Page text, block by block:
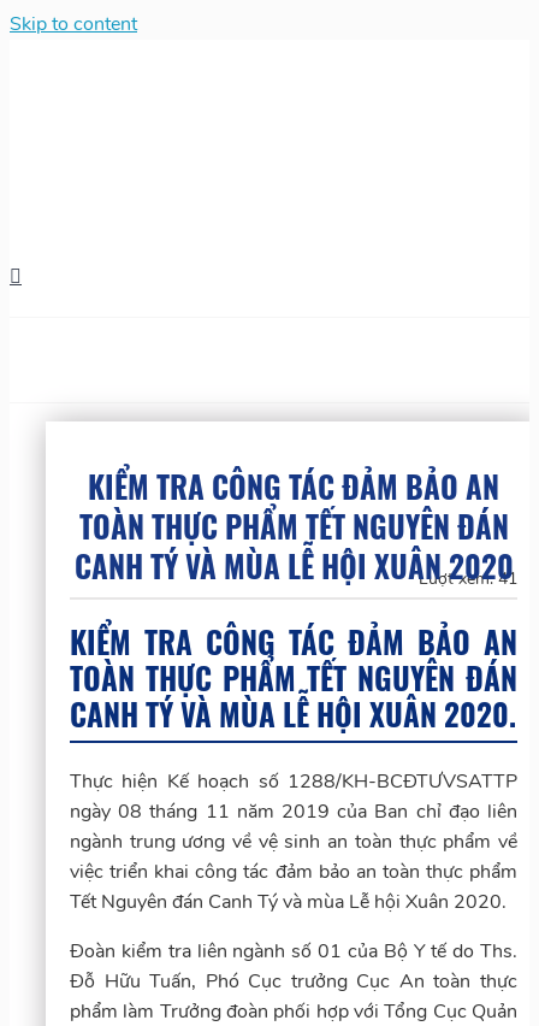
Skip to content
KIỂM TRA CÔNG TÁC ĐẢM BẢO AN
TOÀN THỰC PHẨM TẾT NGUYÊN ĐÁN
CANH TÝ VÀ MÙA LỄ HỘI XUÂN 2020
Lượt xem:41
KIỂM TRA CÔNG TÁC ĐẢM BẢO AN
TOÀN THỰC PHẨM TẾT NGUYÊN ĐÁN
CANH TÝ VÀ MÙA LỄ HỘI XUÂN 2020.
Thực hiện Kế hoạch số 1288/KH-BCĐTƯVSATTP
ngày 08 tháng 11 năm 2019 của Ban chỉ đạo liên
ngành trung ương về vệ sinh an toàn thực phẩm về
việc triển khai công tác đảm bảo an toàn thực phẩm
Tết Nguyên đán Canh Tý và mùa Lễ hội Xuân 2020.
Đoàn kiểm tra liên ngành số 01 của Bộ Y tế do Ths.
Đỗ Hữu Tuấn, Phó Cục trưởng Cục An toàn thực
phẩm làm Trưởng đoàn phối hợp với Tổng Cục Quản